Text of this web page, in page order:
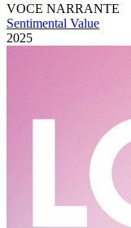
VOCE NARRANTE
Sentimental Value
2025